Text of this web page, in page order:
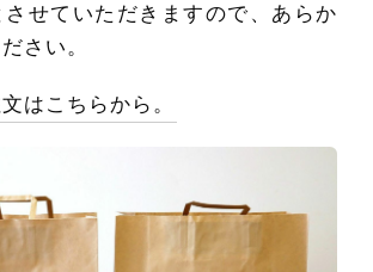
させていただきますので、あらか
さい。
はこちらから。